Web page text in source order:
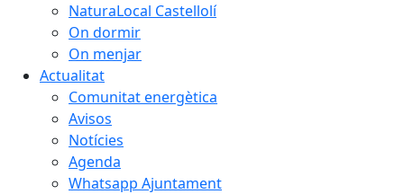
NaturaLocal Castellolí
On dormir
On menjar
Actualitat
Comunitat energètica
Avisos
Notícies
Agenda
Whatsapp Ajuntament